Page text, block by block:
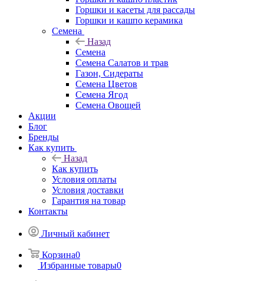
Горшки и касеты для рассады
Горшки и кашпо керамика
Семена
Назад
Семена
Семена Салатов и трав
Газон, Сидераты
Семена Цветов
Семена Ягод
Семена Овощей
Акции
Блог
Бренды
Как купить
Назад
Как купить
Условия оплаты
Условия доставки
Гарантия на товар
Контакты
Личный кабинет
Корзина0
Избранные товары0